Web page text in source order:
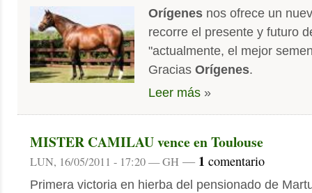
Orígenes nos ofrece un
recorre el presente y futuro
"actualmente, el mejor
Gracias Orígenes.
Leer más »
MISTER CAMILAU vence en Toulouse
LUN, 16/05/2011 - 17:20 — GH — 1 comentario
Primera victoria en hierba del pensionado de